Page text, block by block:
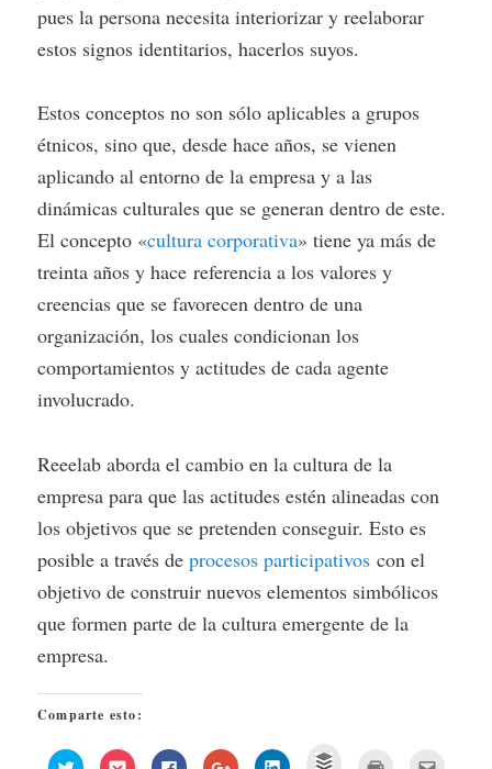
pues la persona necesita interiorizar y reelaborar
estos signos identitarios, hacerlos suyos.
Estos conceptos no son sólo aplicables a grupos
étnicos, sino que, desde hace años, se vienen
aplicando al entorno de la empresa y a las
dinámicas culturales que se generan dentro de este.
El concepto «cultura corporativa» tiene ya más de
treinta años y hace referencia a los valores y
creencias que se favorecen dentro de una
organización, los cuales condicionan los
comportamientos y actitudes de cada agente
involucrado.
Reeelab aborda el cambio en la cultura de la
empresa para que las actitudes estén alineadas con
los objetivos que se pretenden conseguir. Esto es
posible a través deprocesos participativos con el
objetivo de construir nuevos elementos simbólicos
que formen parte de la cultura emergente de la
empresa.
Comparte esto:
Haz Haz Haz Haz Haz Haz